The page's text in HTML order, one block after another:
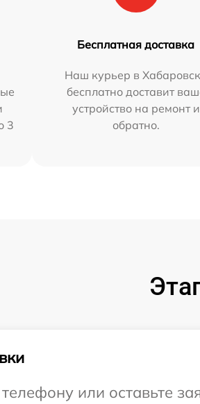
3
Бесплатная доставка
Наш курьер в
бесплатно доставит
устройство на ремонт и
обратно.
или оставьте